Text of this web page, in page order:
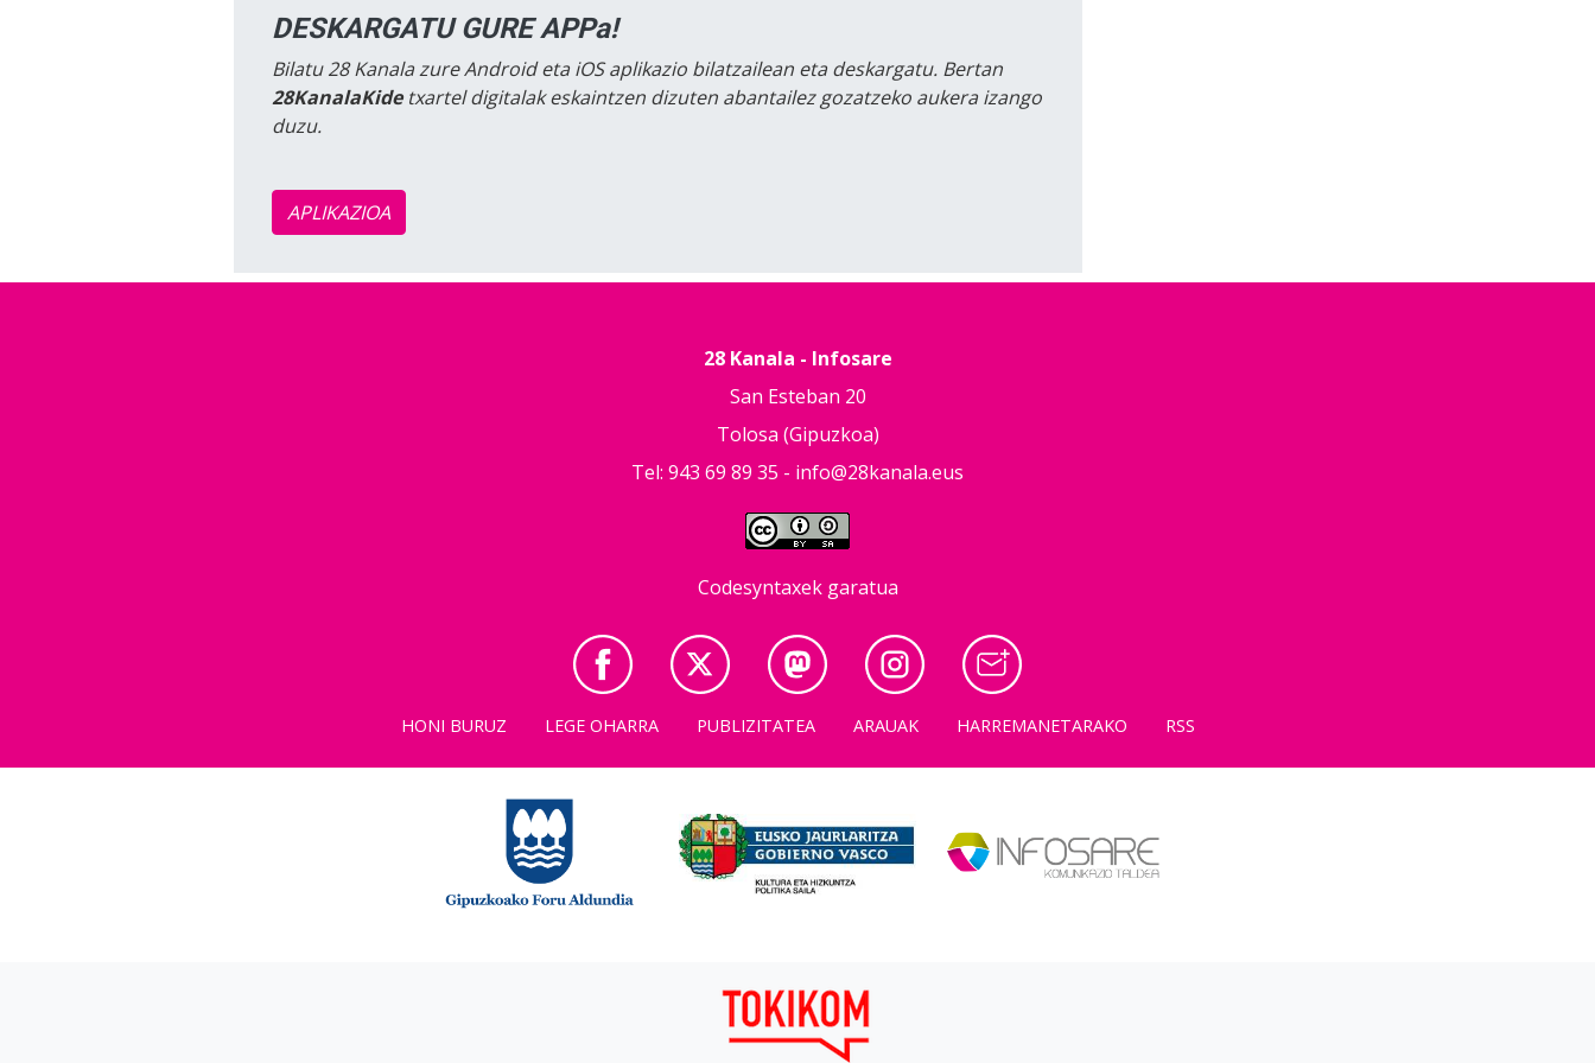
DESKARGATU GURE APPa!
Bilatu 28 Kanala zure Android eta iOS aplikazio bilatzailean eta deskargatu. Bertan
28KanalaKidetxartel digitalak eskaintzen dizuten abantailez gozatzeko aukera izango
duzu.
APLIKAZIOA
28 Kanala - Infosare
San Esteban 20
Tolosa (Gipuzkoa)
Tel: 943 69 89 35 - info@28kanala.eus
Codesyntaxek garatua
HONI BURUZ LEGE OHARRA PUBLIZITATEA ARAUAK HARREMANETARAKO RSS